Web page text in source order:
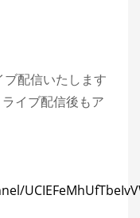
配信いたします
イブ配信後もア